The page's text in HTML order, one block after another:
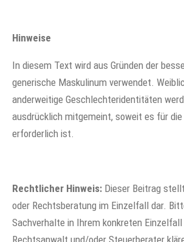
Hinweise
In diesem Text wird aus Gründen der
generische Maskulinum verwendet.
anderweitige Geschlechteridentitäten
ausdrücklich mitgemeint, soweit es für die
erforderlich ist.
Rechtlicher Hinweis: Dieser Beitrag
oder Rechtsberatung im Einzelfall dar.
Sachverhalte in Ihrem konkreten Einzelfall